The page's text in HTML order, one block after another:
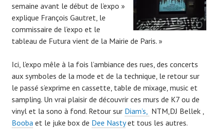
semaine avant le début de l’expo »
explique François Gautret, le
commissaire de l’expo et le
tableau de Futura vient de la Mairie de Paris. »
Ici, l’expo mêle à la fois l’ambiance des rues, des concerts
aux symboles de la mode et de la technique, le retour sur
le passé s’exprime en cassette, table de mixage, music et
sampling. Un vrai plaisir de découvrir ces murs de K7 ou de
vinyl et la sono à fond. Retour sur Diam’s, NTM,DJ Bellek ,
Booba et le juke box de Dee Nastyet tous les autres.